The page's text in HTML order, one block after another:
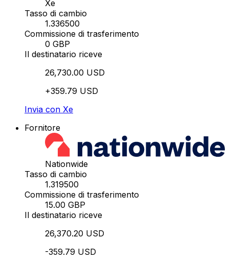
Xe
Tasso di cambio
1.336500
Commissione di trasferimento
0 GBP
Il destinatario riceve
26,730.00 USD
+359.79 USD
Invia con Xe
Fornitore
Nationwide
Tasso di cambio
1.319500
Commissione di trasferimento
15.00 GBP
Il destinatario riceve
26,370.20 USD
-359.79 USD